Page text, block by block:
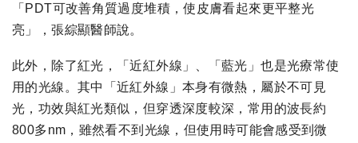
「PDT可改善角質過度堆積，使皮膚看起來更平整光
亮」，張綜顯醫師說。
此外，除了紅光，「近紅外線」、「藍光」也是光療常使
用的光線。其中「近紅外線」本身有微熱，屬於不可見
光，功效與紅光類似，但穿透深度較深，常用的波長約
800多nm，雖然看不到光線，但使用時可能會感受到微